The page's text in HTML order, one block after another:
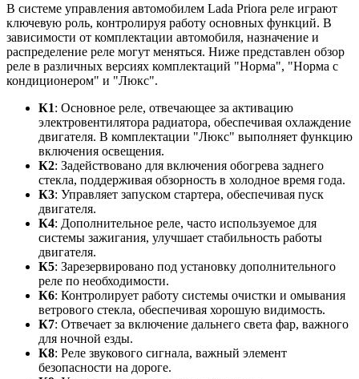
В системе управления автомобилем Lada Priora реле играют
ключевую роль, контролируя работу основных функций. В
зависимости от комплектации автомобиля, назначение и
распределение реле могут меняться. Ниже представлен обзор
реле в различных версиях комплектаций "Норма", "Норма с
кондиционером" и "Люкс".
К1: Основное реле, отвечающее за активацию
электровентилятора радиатора, обеспечивая охлаждение
двигателя. В комплектации "Люкс" выполняет функцию
включения освещения.
К2: Задействовано для включения обогрева заднего
стекла, поддерживая обзорность в холодное время года.
К3: Управляет запуском стартера, обеспечивая пуск
двигателя.
К4: Дополнительное реле, часто используемое для
системы зажигания, улучшает стабильность работы
двигателя.
К5: Зарезервировано под установку дополнительного
реле по необходимости.
К6: Контролирует работу системы очистки и омывания
ветрового стекла, обеспечивая хорошую видимость.
К7: Отвечает за включение дальнего света фар, важного
для ночной езды.
К8: Реле звукового сигнала, важный элемент
безопасности на дороге.